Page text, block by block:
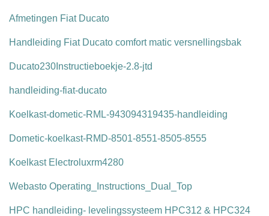
Afmetingen Fiat Ducato
Handleiding Fiat Ducato comfort matic versnellingsbak
Ducato230Instructieboekje-2.8-jtd
handleiding-fiat-ducato
Koelkast-dometic-RML-943094319435-handleiding
Dometic-koelkast-RMD-8501-8551-8505-8555
Koelkast Electroluxrm4280
Webasto Operating_Instructions_Dual_Top
HPC handleiding- levelingssysteem HPC312 & HPC324